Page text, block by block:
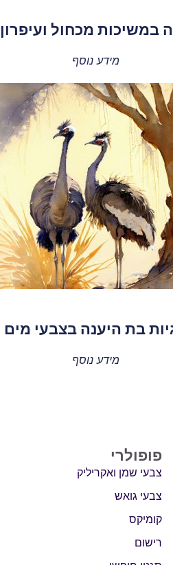
במשיכות מכחול ועיפרון
מידע נוסף
בת היענה בצבעי מים
מידע נוסף
פופולרי
צבעי שמן ואקריליק
צבעי גואש
קומיקס
רישום